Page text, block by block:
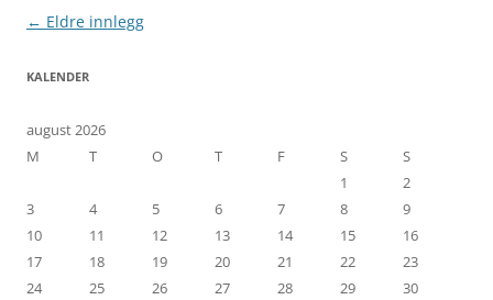
Innleggsnavigering
← Eldre innlegg
KALENDER
august 2026
M
T O T F S
S
1
2
3
4 5 6 7 8
9
10
11 12 13 14 15
16
17
18 19 20 21 22
23
24
25 26 27 28 29
30